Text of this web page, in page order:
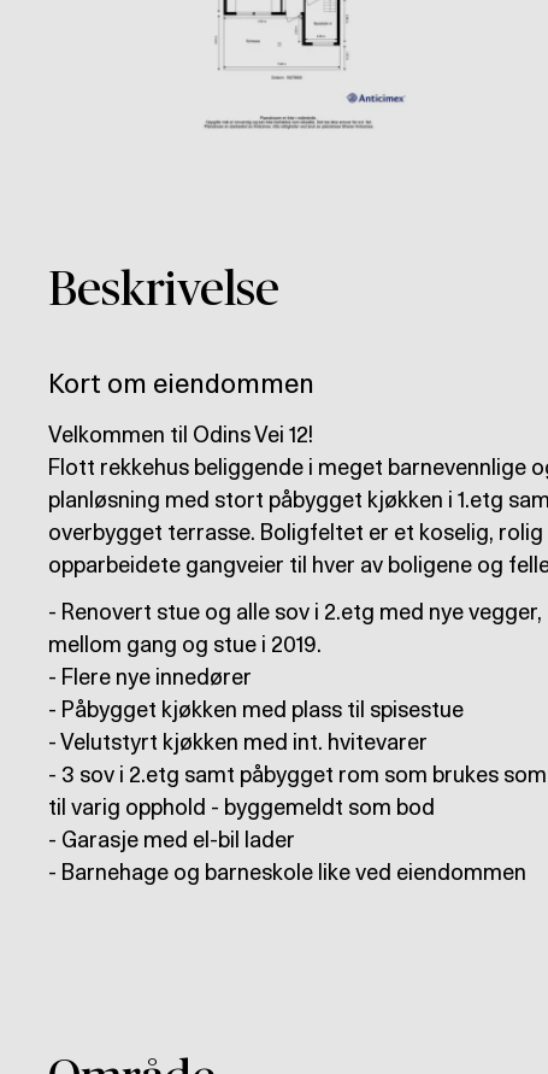
Beskrivelse
Kort om eiendommen
Velkommen til Odins Vei 12!
Flott rekkehus beliggende i meget barnevennlige
planløsning med stort påbygget kjøkken i 1.etg
overbygget terrasse. Boligfeltet er et koselig,
opparbeidete gangveier til hver av boligene og
- Renovert stue og alle sov i 2.etg med nye
mellom gang og stue i 2019.
- Flere nye innedører
- Påbygget kjøkken med plass til spisestue
- Velutstyrt kjøkken med int. hvitevarer
- 3 sov i 2.etg samt påbygget rom som brukes
til varig opphold - byggemeldt som bod
- Garasje med el-bil lader
- Barnehage og barneskole like ved eiendommen